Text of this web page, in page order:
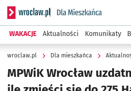
Serwis informacyjny wroclaw.pl
WAKACJE Aktualności Komunikaty
wroclaw.pl Dla mieszkańca
MPWiK Wrocław